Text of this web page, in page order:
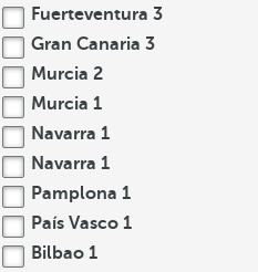
Fuerteventura 3
Gran Canaria 3
Murcia 2
Murcia 1
Navarra 1
Navarra 1
Pamplona 1
País Vasco 1
Bilbao 1